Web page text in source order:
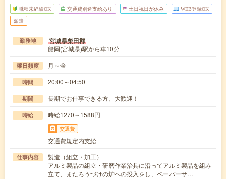
職種未経験OK 交通費別途支給あり 土日祝日が休み WEB登録OK
派遣
勤務地 宮城県柴田郡
船岡(宮城県)駅から車10分
曜日頻度 月～金
時間 20:00～04:50
期間 長期でお仕事できる方、大歓迎！
時給 時給1270～1588円
交通費
交通費規定内支給
仕事内容
製造（組立・加工）
アルミ製品の組立・研磨作業治具に沿ってアルミ製品を組み
立て、またろうづけの炉への投入をし、ペーパーサ…